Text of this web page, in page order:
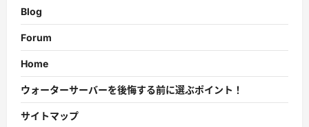
Blog
Forum
Home
ウォーターサーバーを後悔する前に選ぶポイント！
サイトマップ